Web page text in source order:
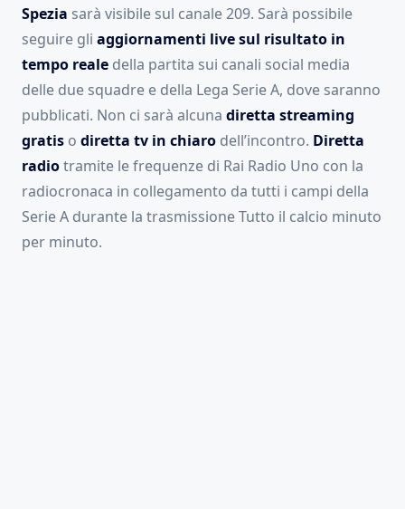
Spezia sarà visibile sul canale 209. Sarà possibile
seguire gli aggiornamenti live sul risultato in
tempo reale della partita sui canali social media
delle due squadre e della Lega Serie A, dove saranno
pubblicati. Non ci sarà alcuna diretta streaming
gratis o diretta tv in chiaro dell’incontro. Diretta
radiotramite le frequenze di Rai Radio Uno con la
radiocronaca in collegamento da tutti i campi della
Serie A durante la trasmissione Tutto il calcio minuto
per minuto.